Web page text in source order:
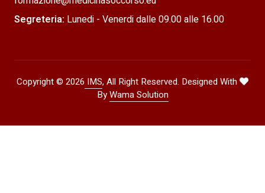
Segreteria: Lunedi - Venerdi dalle 09.00 alle 16.00
Copyright © 2026 IMS, All Right Reserved. Designed With
ByWama Solution